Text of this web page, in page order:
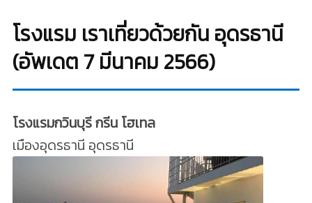
โรงแรม เราเที่ยวด้วยกัน อุดรธานี
(อัพเดต 7 มีนาคม 2566)
โรงแรมกวินบุรี กรีน โฮเทล
เมืองอุดรธานี อุดรธานี